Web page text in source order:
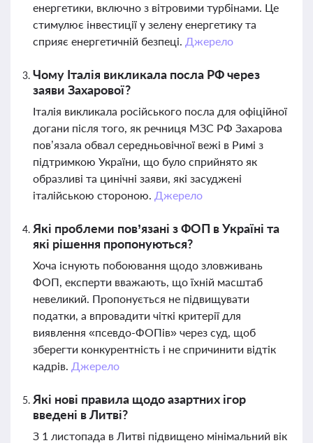
енергетики, включно з вітровими турбінами. Це
стимулює інвестиції у зелену енергетику та
сприяє енергетичній безпеці. Джерело
Чому Італія викликала посла РФ через
заяви Захарової?
Італія викликала російського посла для офіційної
догани після того, як речниця МЗС РФ Захарова
пов’язала обвал середньовічної вежі в Римі з
підтримкою України, що було сприйнято як
образливі та цинічні заяви, які засуджені
італійською стороною. Джерело
Які проблеми пов’язані з ФОП в Україні та
які рішення пропонуються?
Хоча існують побоювання щодо зловживань
ФОП, експерти вважають, що їхній масштаб
невеликий. Пропонується не підвищувати
податки, а впровадити чіткі критерії для
виявлення «псевдо-ФОПів» через суд, щоб
зберегти конкурентність і не спричинити відтік
кадрів. Джерело
Які нові правила щодо азартних ігор
введені в Литві?
З 1 листопада в Литві підвищено мінімальний вік